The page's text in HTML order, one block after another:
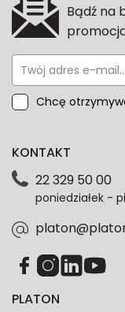
Bądź na
Chcę
przeze mnie
dotyczące
każdym czasie.
zgodność z
PLATON
KONTAKT
22 329 50 00
poniedziałek -